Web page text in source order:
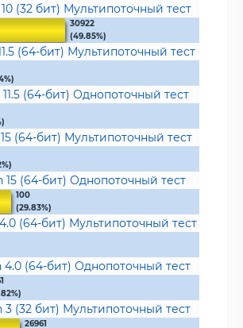
(32 бит) Мультипоточный тест
30922
(49.85%)
(64-бит) Мультипоточный тест
(64-бит) Однопоточный тест
(64-бит) Мультипоточный тест
15 (64-бит) Однопоточный тест
100
(29.83%)
(64-бит) Мультипоточный тест
4.0 (64-бит) Однопоточный тест
3 (32 бит) Мультипоточный тест
26961